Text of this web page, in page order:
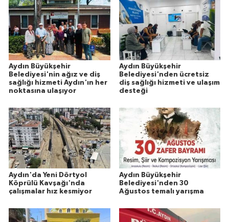
Aydın Büyükşehir
Belediyesi'nin ağız ve diş
sağlığı hizmeti Aydın'ın her
noktasına ulaşıyor
Aydın Büyükşehir
Belediyesi'nden ücretsiz
diş sağlığı hizmeti ve ulaşım
desteği
Aydın'da Yeni Dörtyol
Köprülü Kavşağı'nda
çalışmalar hız kesmiyor
Aydın Büyükşehir
Belediyesi'nden 30
Ağustos temalı yarışma